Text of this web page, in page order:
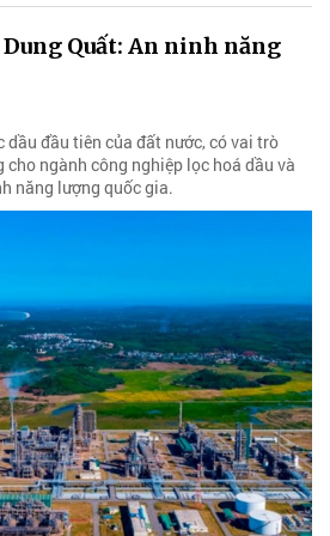
Quất: An ninh năng
dầu đầu tiên của đất nước, có vai trò
ngành công nghiệp lọc hoá dầu và
năng lượng quốc gia.